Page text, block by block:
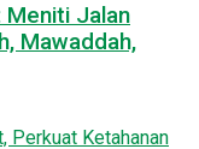
Meniti Jalan
Mawaddah,